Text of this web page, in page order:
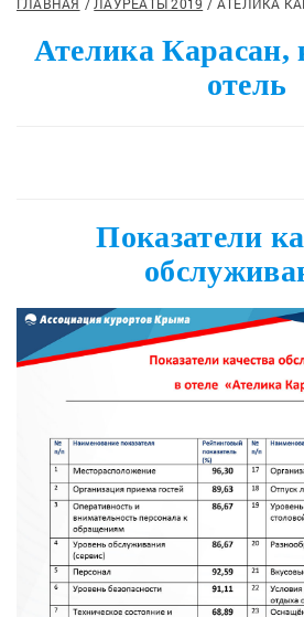
Ателика
отель
Показатели